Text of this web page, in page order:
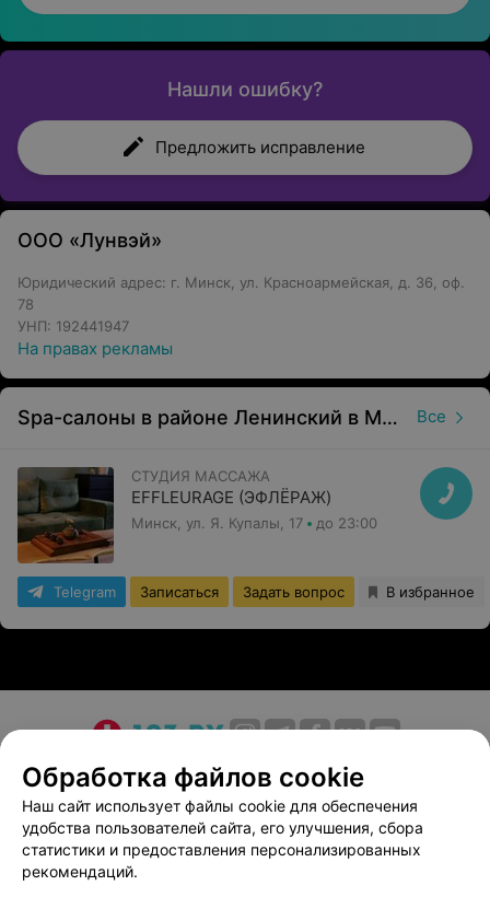
Нашли ошибку?
Предложить исправление
ООО «Лунвэй»
Юридический адрес: г. Минск, ул. Красноармейская, д. 36, оф.
78
УНП: 192441947
На правах рекламы
Spa-салоны в районе Ленинский в Минске Все
СТУДИЯ МАССАЖА
EFFLEURAGE (ЭФЛЁРАЖ)
Минск, ул. Я. Купалы, 17 до 23:00
Telegram Записаться Задать вопрос В избранное
О проекте Новости проекта
Размещение рекламы
Медицинский маркетинг
Публичный договор
Пользовательское соглашение
Способы оплаты
Вакансии
Партнеры
Обработка файлов cookie
Наш сайт использует файлы cookie для обеспечения
удобства пользователей сайта, его улучшения, сбора
статистики и предоставления персонализированных
рекомендаций.